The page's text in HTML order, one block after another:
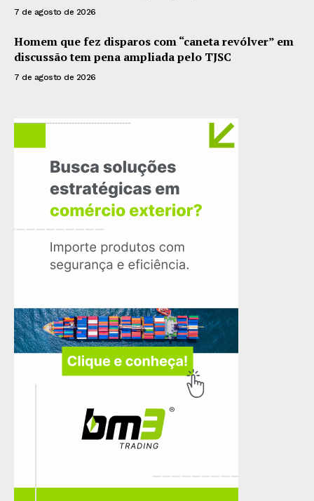
7 de agosto de 2026
Homem que fez disparos com “caneta revólver” em
discussão tem pena ampliada pelo TJSC
7 de agosto de 2026